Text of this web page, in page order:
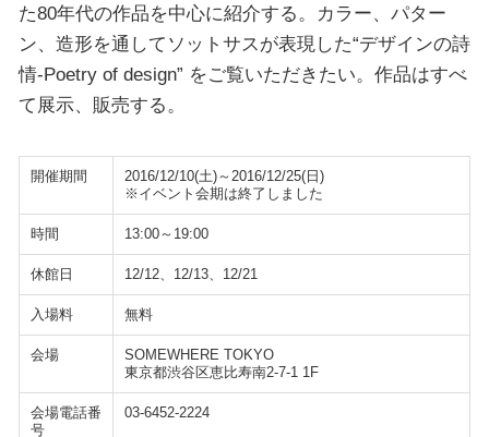
た80年代の作品を中心に紹介する。カラー、パター
ン、造形を通してソットサスが表現した“デザインの詩
情-Poetry of design” をご覧いただきたい。作品はすべ
て展示、販売する。
開催期間
2016/12/10(土)～2016/12/25(日)
※イベント会期は終了しました
時間 13:00～19:00
休館日 12/12、12/13、12/21
入場料 無料
会場
SOMEWHERE TOKYO
東京都渋谷区恵比寿南2-7-1 1F
会場電話番
号
03-6452-2224